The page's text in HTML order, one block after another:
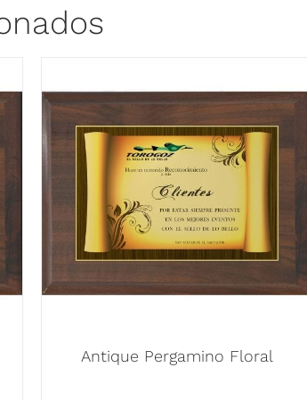
Antique Pergamino Floral